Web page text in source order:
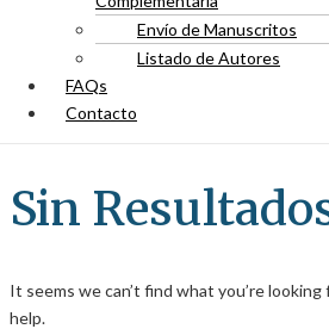
Envío de Manuscritos
Listado de Autores
FAQs
Contacto
Sin
It seems we can’t find what you’re
help.